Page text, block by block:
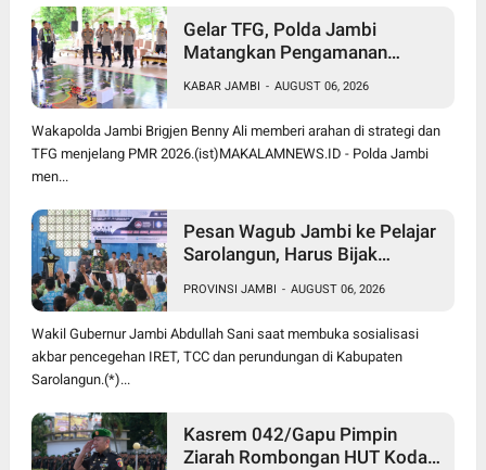
Gelar TFG, Polda Jambi
Matangkan Pengamanan
Libatkan 1.750 Personel
KABAR JAMBI - AUGUST 06, 2026
Wakapolda Jambi Brigjen Benny Ali memberi arahan di strategi dan
TFG menjelang PMR 2026.(ist)MAKALAMNEWS.ID - Polda Jambi
men...
Pesan Wagub Jambi ke Pelajar
Sarolangun, Harus Bijak
Radikalisme dan Perundungan
PROVINSI JAMBI - AUGUST 06, 2026
Wakil Gubernur Jambi Abdullah Sani saat membuka sosialisasi
akbar pencegehan IRET, TCC dan perundungan di Kabupaten
Sarolangun.(*)...
Kasrem 042/Gapu Pimpin
Ziarah Rombongan HUT Kodam